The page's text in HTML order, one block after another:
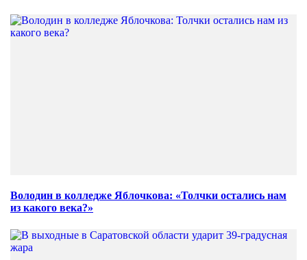
Володин в колледже Яблочкова: «Толчки остались нам
из какого века?»